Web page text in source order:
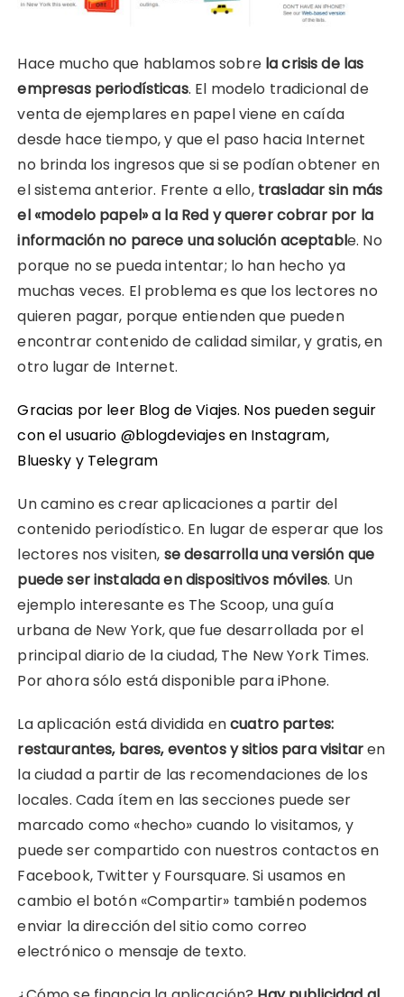
Hace mucho que hablamos sobre la crisis de las
empresas periodísticas. El modelo tradicional de
venta de ejemplares en papel viene en caída
desde hace tiempo, y que el paso hacia Internet
no brinda los ingresos que si se podían obtener en
el sistema anterior. Frente a ello, trasladar sin más
el «modelo papel» a la Red y querer cobrar por la
información no parece una solución aceptable. No
porque no se pueda intentar; lo han hecho ya
muchas veces. El problema es que los lectores no
quieren pagar, porque entienden que pueden
encontrar contenido de calidad similar, y gratis, en
otro lugar de Internet.
Gracias por leer Blog de Viajes. Nos pueden seguir
con el usuario @blogdeviajes en Instagram,
Bluesky y Telegram
Un camino es crear aplicaciones a partir del
contenido periodístico. En lugar de esperar que los
lectores nos visiten, se desarrolla una versión que
puede ser instalada en dispositivos móviles. Un
ejemplo interesante es The Scoop, una guía
urbana de New York, que fue desarrollada por el
principal diario de la ciudad, The New York Times.
Por ahora sólo está disponible para iPhone.
La aplicación está dividida encuatro partes:
restaurantes, bares, eventos y sitios para visitaren
la ciudad a partir de las recomendaciones de los
locales. Cada ítem en las secciones puede ser
marcado como «hecho» cuando lo visitamos, y
puede ser compartido con nuestros contactos en
Facebook, Twitter y Foursquare. Si usamos en
cambio el botón «Compartir» también podemos
enviar la dirección del sitio como correo
electrónico o mensaje de texto.